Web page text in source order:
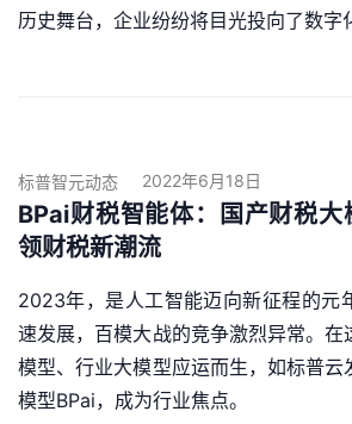
历史舞台，企业纷纷将目光投向了数字
标普智元动态 2022年6月18日
BPai财税智能体：国产财税大
领财税新潮流
2023年，是人工智能迈向新征程的元
速发展，百模大战的竞争激烈异常。在
模型、行业大模型应运而生，如标普云
模型BPai，成为行业焦点。